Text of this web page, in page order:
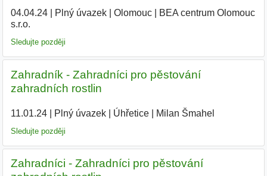
04.04.24| Plný úvazek| Olomouc|
BEA centrum Olomouc
s.r.o.
Sledujte později
Zahradník - Zahradníci pro pěstování
zahradních rostlin
11.01.24| Plný úvazek| Úhřetice| Milan Šmahel
Sledujte později
Zahradníci - Zahradníci pro pěstování